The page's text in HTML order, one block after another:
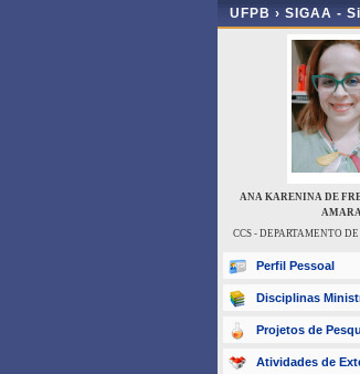
UFPB › SIGAA -
ANA KARENINA DE
CCS - DEPARTAMENTO
Perfil Pessoal
Disciplinas
Projetos de
Atividades de